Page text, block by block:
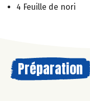
4 Feuille de nori
Préparation